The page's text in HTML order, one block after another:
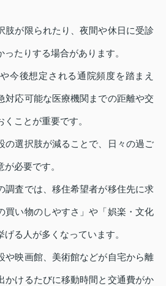
肢が限られたり、夜間や休日に受診
たりする場合があります。
今後想定される通院頻度を踏まえ
対応可能な医療機関までの距離や交
ことが重要です。
の選択肢が減ることで、日々の過ご
必要です。
調査では、移住希望者が移住先に求
買い物のしやすさ」や「娯楽・文化
る人が多くなっています。
や映画館、美術館などが自宅から離
かけるたびに移動時間と交通費がか